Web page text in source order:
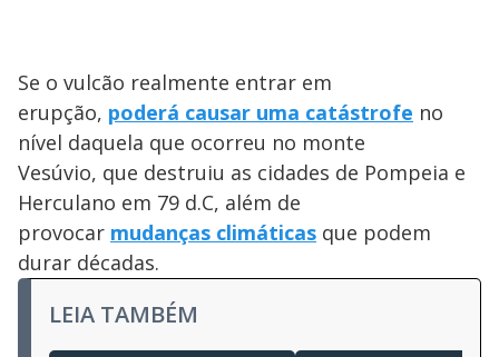
Se o vulcão realmente entrar em
erupção, poderá causar uma catástrofe no
nível daquela que ocorreu no monte
Vesúvio, que destruiu as cidades de Pompeia e
Herculano em 79 d.C, além de
provocar mudanças climáticas que podem
durar décadas.
LEIA TAMBÉM